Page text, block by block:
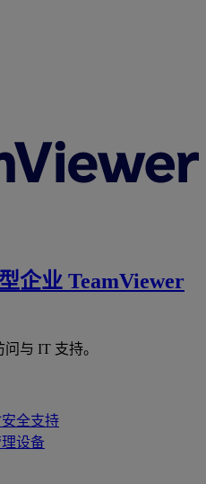
企业 TeamViewer
与 IT 支持。
全支持
设备